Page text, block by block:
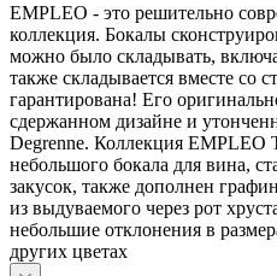
EMPLEO - это решительно
коллекция. Бокалы
можно было складывать,
также складывается вместе со
гарантирована! Его
сдержанном дизайне и
Degrenne. Коллекция EMPLEO
небольшого бокала для вина,
закусок, также дополнен
из выдуваемого через рот
небольшие отклонения в
других цветах